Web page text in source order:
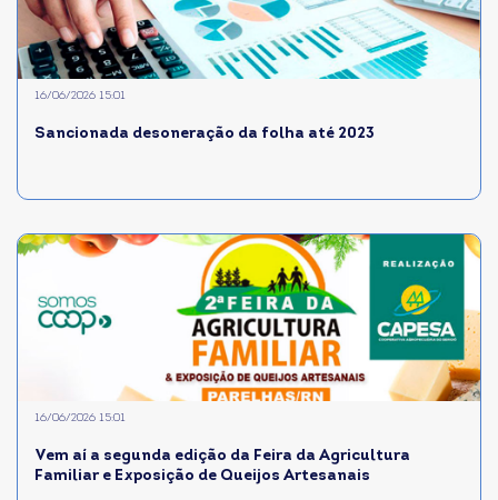
Sancionada desoneração da folha até 2023
16/06/2026 15:01
Vem aí a segunda edição da Feira da Agricultura
Familiar e Exposição de Queijos Artesanais
16/06/2026 15:01